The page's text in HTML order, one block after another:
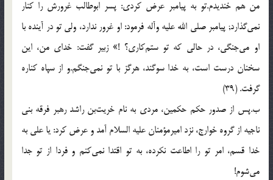
من هم خندیدم.تو به پیامبر عرض كردی: پسر ابوطالب غرورش را كنار
نمی‌گذارد; پیامبر صلی الله علیه وآله فرمود: او غرور ندارد، ولی تو در آینده با
او می‌جنگی، در حالی كه تو ستم‌كاری؟ !» زبیر گفت: خدای من، این
سخنان درست است، به خدا سوگند، هرگز با تو نمی‌جنگم.و از سپاه كناره
گرفت. (39)
ب.پس از صدور حكم حكمین، مردی به نام خریت‌بن راشد رهبر فرقه بنی
ناجیه از گروه خوارج، نزد امیرمؤمنان علیه السلام آمد و عرض كرد: یا علی به
خدا قسم، امر تو را اطاعت نكرده، به تو اقتدا نمی‌كنم و فردا از تو جدا
می‌شوم!